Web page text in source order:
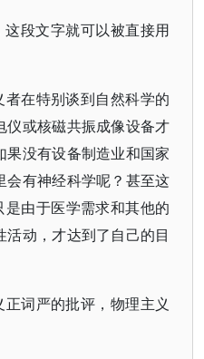
段文字就可以被直接用
在特别谈到自然科学的
仪或核磁共振成像设备才
没有设备制造业和国家
会有神经科学呢？甚至这
是由于医学需求和其他的
动，才达到了自己的目
词严的批评，物理主义